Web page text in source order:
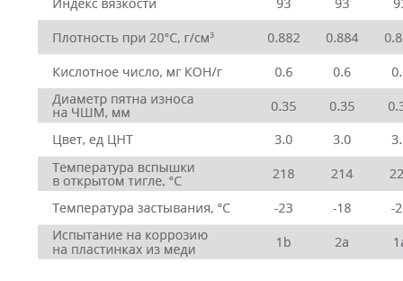
info@wego-oil.ru
Каталог
Контроль качества
Где купить